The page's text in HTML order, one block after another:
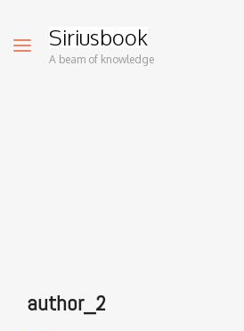
Siriusbook
A beam of knowledge
author_2